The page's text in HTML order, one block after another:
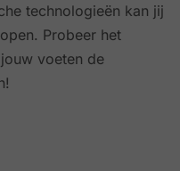
technologieën kan jij
Probeer het
voeten de